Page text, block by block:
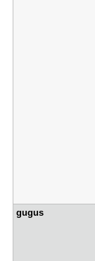
gugus